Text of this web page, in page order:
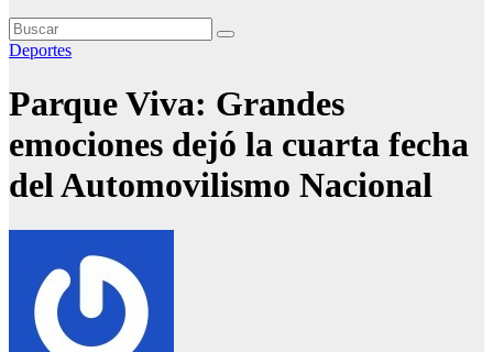
Deportes
Parque Viva: Grandes
emociones dejó la cuarta fecha
del Automovilismo Nacional